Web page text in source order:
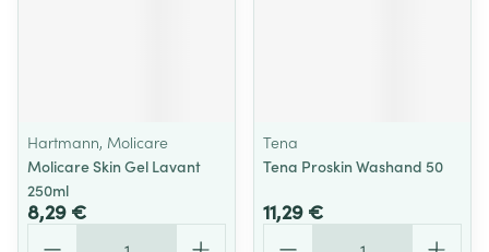
Hartmann, Molicare
Molicare Skin Gel Lavant
250ml
8,29 €
Tena
Tena Proskin Washand 50
11,29 €